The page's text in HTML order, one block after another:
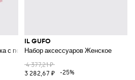
с полосатыми деталями для девочек
IL GUFO
Набор аксессуаров Женское
4 377,21 ₽
3 282,67 ₽
-25%